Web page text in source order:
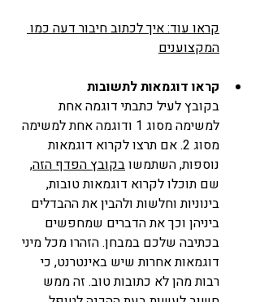
קראו עוד: איך לכתוב חיבור דעה כמו
המקצוענים
קראו דוגמאות לתשובות
בקובץ לעיל כתבתי דוגמה אחת
למשימה מסוג 1 ודוגמה אחת למשימה
מסוג 2. אם תרצו לקרוא דוגמאות
נוספות, השתמשו בקובץ הפדף הזה,
שם תוכלו לקרוא דוגמאות טובות,
בינוניות וחלשות ולהבין את ההבדלים
ביניהן וכך את הדברים שמחפשים
בכתיבה שלכם במבחן. הזהרו מכל מיני
דוגמאות אחרות שיש באינטרנט, כי
רבות מהן לא כתובות טוב. זה ממש